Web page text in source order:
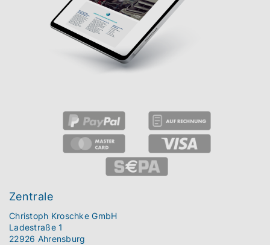
Zentrale
Christoph Kroschke GmbH
Ladestraße 1
22926 Ahrensburg